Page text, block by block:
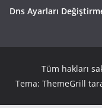
Dns Ayarları
Tüm hakları
Tema: ThemeGrill